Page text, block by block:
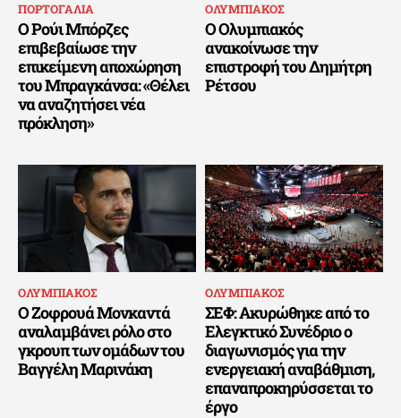
ΠΟΡΤΟΓΑΛΙΑ
Ο Ρούι Μπόρζες
επιβεβαίωσε την
επικείμενη αποχώρηση
του Μπραγκάνσα: «Θέλει
να αναζητήσει νέα
πρόκληση»
ΟΛΥΜΠΙΑΚΟΣ
Ο Ολυμπιακός
ανακοίνωσε την
επιστροφή του Δημήτρη
Ρέτσου
ΟΛΥΜΠΙΑΚΟΣ
Ο Ζοφρουά Μονκαντά
αναλαμβάνει ρόλο στο
γκρουπ των ομάδων του
Βαγγέλη Μαρινάκη
ΟΛΥΜΠΙΑΚΟΣ
ΣΕΦ: Ακυρώθηκε από το
Ελεγκτικό Συνέδριο ο
διαγωνισμός για την
ενεργειακή αναβάθμιση,
επαναπροκηρύσσεται το
έργο